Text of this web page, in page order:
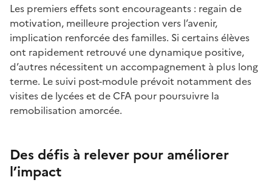
Les premiers effets sont encourageants : regain de
motivation, meilleure projection vers l’avenir,
implication renforcée des familles. Si certains élèves
ont rapidement retrouvé une dynamique positive,
d’autres nécessitent un accompagnement à plus long
terme. Le suivi post-module prévoit notamment des
visites de lycées et de CFA pour poursuivre la
remobilisation amorcée.
Des défis à relever pour améliorer
l’impact